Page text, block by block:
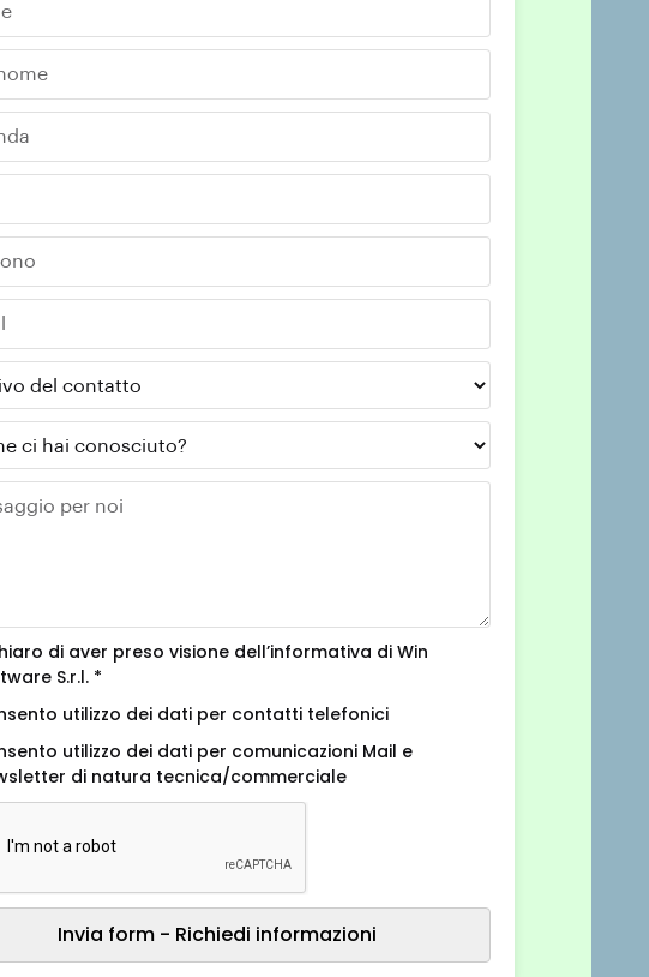
di aver preso visione dell’informativa di Win
S.r.l. *
utilizzo dei dati per contatti telefonici
utilizzo dei dati per comunicazioni Mail e
di natura tecnica/commerciale